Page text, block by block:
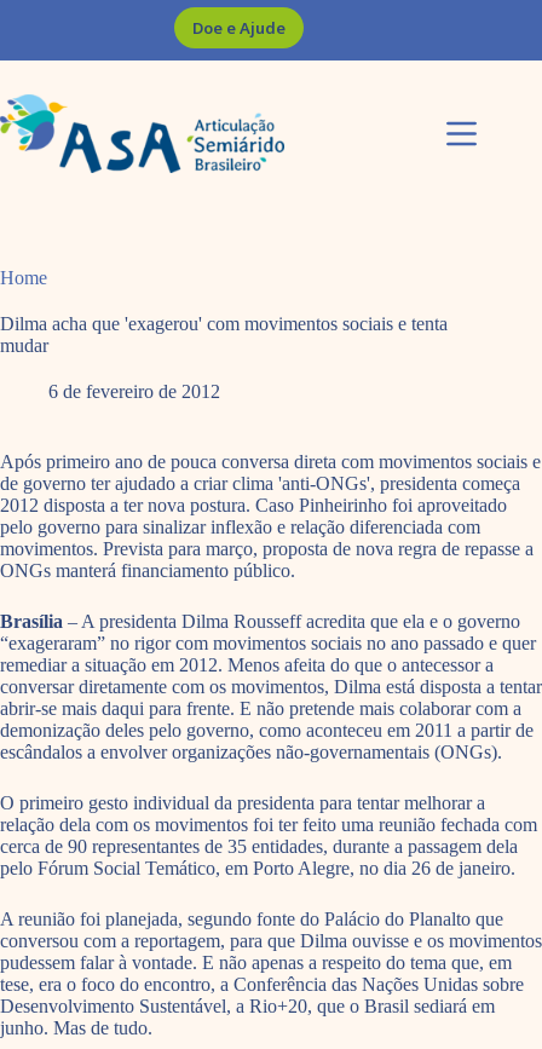
Doe e Ajude
Home
Dilma acha que 'exagerou' com movimentos sociais e tenta
mudar
6 de fevereiro de 2012
Após primeiro ano de pouca conversa direta com movimentos sociais e
de governo ter ajudado a criar clima 'anti-ONGs', presidenta começa
2012 disposta a ter nova postura. Caso Pinheirinho foi aproveitado
pelo governo para sinalizar inflexão e relação diferenciada com
movimentos. Prevista para março, proposta de nova regra de repasse a
ONGs manterá financiamento público.
Brasília – A presidenta Dilma Rousseff acredita que ela e o governo
“exageraram” no rigor com movimentos sociais no ano passado e quer
remediar a situação em 2012. Menos afeita do que o antecessor a
conversar diretamente com os movimentos, Dilma está disposta a tentar
abrir-se mais daqui para frente. E não pretende mais colaborar com a
demonização deles pelo governo, como aconteceu em 2011 a partir de
escândalos a envolver organizações não-governamentais (ONGs).
O primeiro gesto individual da presidenta para tentar melhorar a
relação dela com os movimentos foi ter feito uma reunião fechada com
cerca de 90 representantes de 35 entidades, durante a passagem dela
pelo Fórum Social Temático, em Porto Alegre, no dia 26 de janeiro.
A reunião foi planejada, segundo fonte do Palácio do Planalto que
conversou com a reportagem, para que Dilma ouvisse e os movimentos
pudessem falar à vontade. E não apenas a respeito do tema que, em
tese, era o foco do encontro, a Conferência das Nações Unidas sobre
Desenvolvimento Sustentável, a Rio+20, que o Brasil sediará em
junho. Mas de tudo.